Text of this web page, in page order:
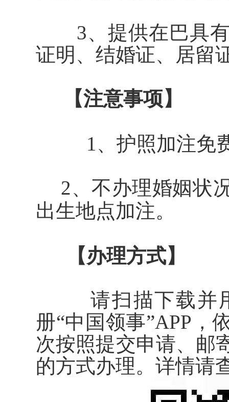
3、提供在巴具
证明、结婚证、居留
【注意事项】
1、护照加注免
2、不办理婚姻状
出生地点加注。
【办理方式】
请扫描下载并
册“中国领事”APP，
次按照提交申请、邮
的方式办理。详情请